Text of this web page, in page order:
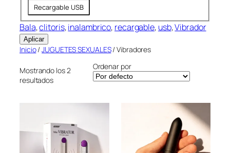
r
í
a
l
i
m
e
t
a
Recargable USB
Bala, clitoris, inalambrico, recargable, usb, Vibrador
Aplicar
Inicio/JUGUETES SEXUALES/ Vibradores
Mostrando los 2
resultados
Ordenar por